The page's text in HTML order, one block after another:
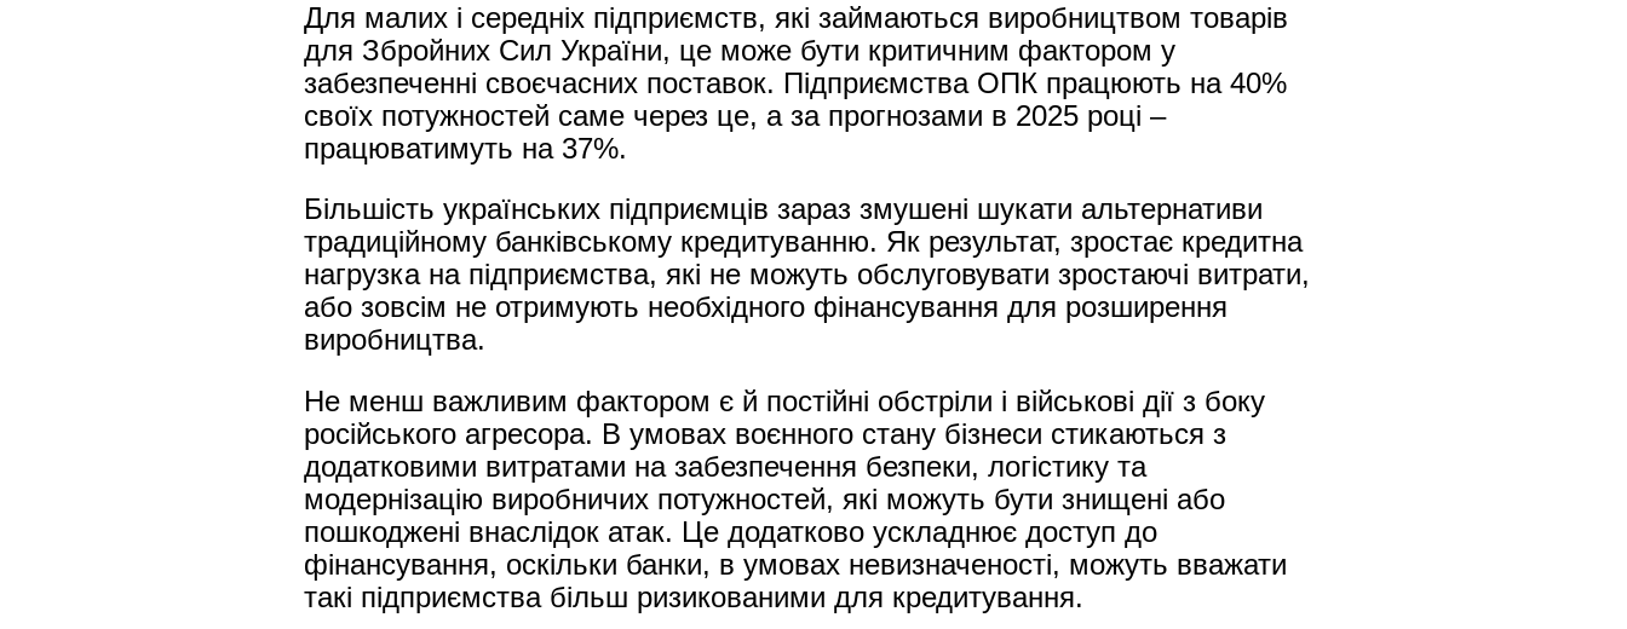
Для малих і середніх підприємств, які займаються виробництвом товарів
для Збройних Сил України, це може бути критичним фактором у
забезпеченні своєчасних поставок. Підприємства ОПК працюють на 40%
своїх потужностей саме через це, а за прогнозами в 2025 році –
працюватимуть на 37%.
Більшість українських підприємців зараз змушені шукати альтернативи
традиційному банківському кредитуванню. Як результат, зростає кредитна
нагрузка на підприємства, які не можуть обслуговувати зростаючі витрати,
або зовсім не отримують необхідного фінансування для розширення
виробництва.
Не менш важливим фактором є й постійні обстріли і військові дії з боку
російського агресора. В умовах воєнного стану бізнеси стикаються з
додатковими витратами на забезпечення безпеки, логістику та
модернізацію виробничих потужностей, які можуть бути знищені або
пошкоджені внаслідок атак. Це додатково ускладнює доступ до
фінансування, оскільки банки, в умовах невизначеності, можуть вважати
такі підприємства більш ризикованими для кредитування.